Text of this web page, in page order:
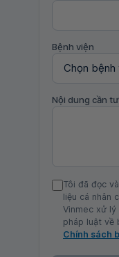
Bệnh viện
Nội dung cần
Tôi đã đọc
liệu cá nhân
Vinmec xử lý
pháp luật về
Chính sách